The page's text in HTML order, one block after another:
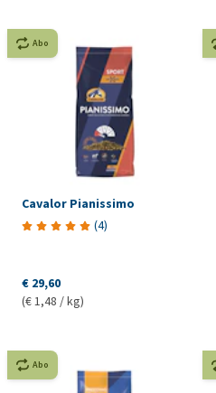
Abo
Cavalor Pianissimo
(4)
€ 29,60
(€ 1,48 / kg)
Abo